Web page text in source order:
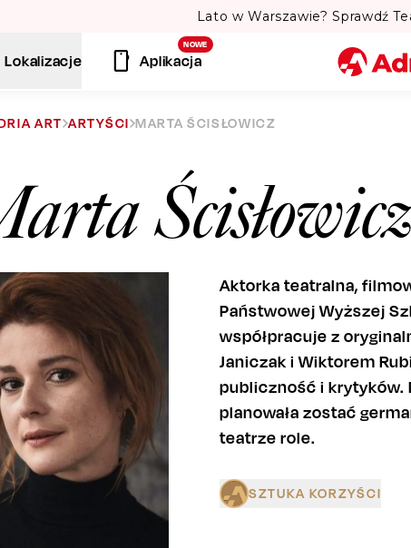
Lato w Warszawie? Sprawdź
Lokalizacje
NOWE
Aplikacja
ART ARTYŚCI MARTA ŚCISŁOWICZ
Aktorka teatralna,
Państwowej Wyższej
współpracuje z
Janiczak i Wiktorem
publiczność i krytyków.
planowała zostać
teatrze role.
SZTUKA KORZYŚCI